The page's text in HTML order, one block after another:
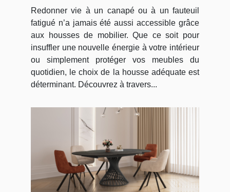
Redonner vie à un canapé ou à un fauteuil
fatigué n’a jamais été aussi accessible grâce
aux housses de mobilier. Que ce soit pour
insuffler une nouvelle énergie à votre intérieur
ou simplement protéger vos meubles du
quotidien, le choix de la housse adéquate est
déterminant. Découvrez à travers...